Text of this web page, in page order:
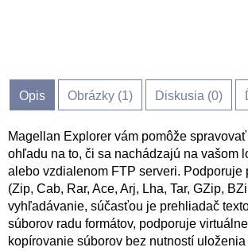
Opis Obrázky (1) Diskusia (0)
Magellan Explorer vám pomôže
ohľadu na to, či sa nachádzajú na vašom
alebo vzdialenom FTP serveri. Podporuje
(Zip, Cab, Rar, Ace, Arj, Lha, Tar, GZip,
vyhľadávanie, súčasťou je prehliadač
súborov radu formátov, podporuje
kopírovanie súborov bez nutností